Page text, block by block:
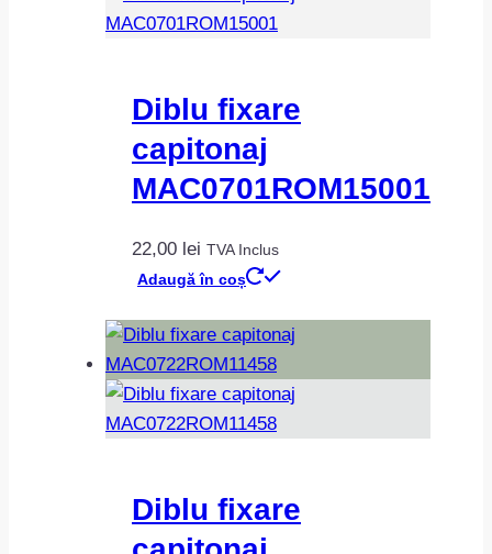
Diblu fixare
capitonaj
MAC0701ROM15001
22,00 lei TVA Inclus
Adaugă în coș
Diblu fixare